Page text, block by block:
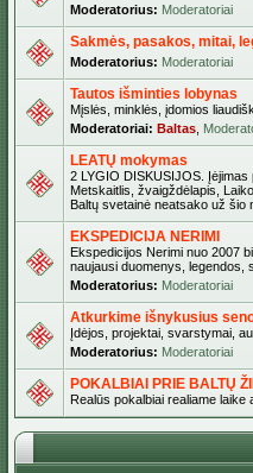
Moderatorius: Moderatoriai
Sakmės, pasakos, mitai,
Moderatorius: Moderatoriai
Tautos išminties lobynas
Mįslės, minklės, įdomios
Moderatoriai: Baltas
LEATŲ mokymas
2 LYGIO DISKUSIJOS.
Metskaitlis, žvaigždėlapis,
Baltų svetainė neatsako už šio
EKSPEDICIJA NERIMI
Ekspedicijos Nerimi nuo 2007
naujausi duomenys, legendos,
Moderatorius: Moderatoriai
Atkurkime išnykusius
Įdėjos, projektai, svarstymai,
Moderatorius: Moderatoriai
POKALBIAI PRIE BALTŲ
Realūs pokalbiai realiame